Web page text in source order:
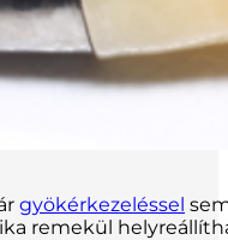
gyökérkezeléssel
remekül